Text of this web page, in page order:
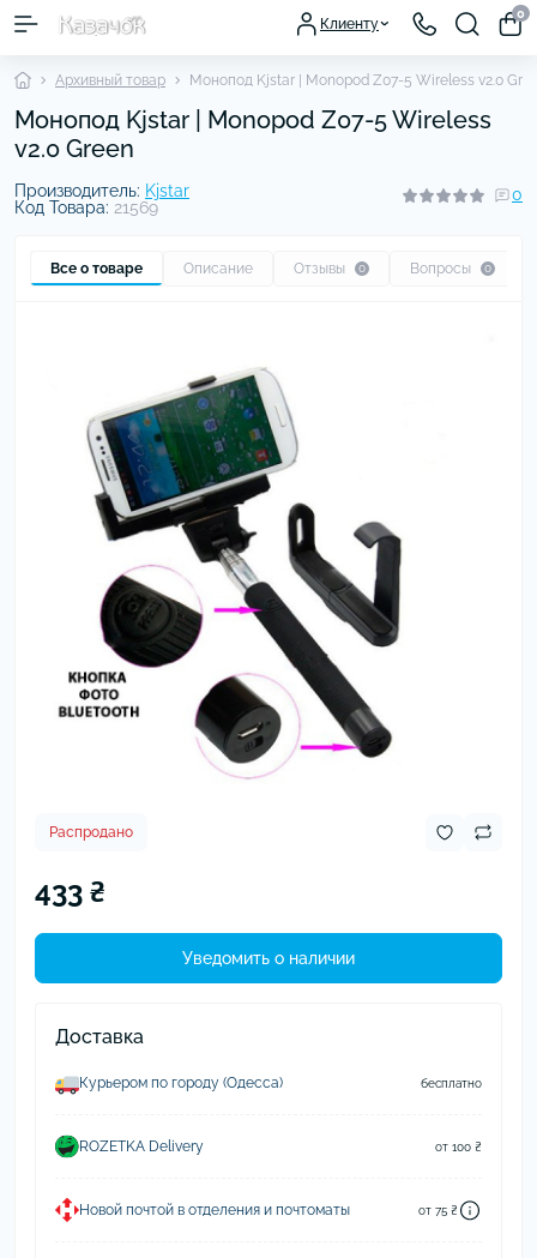
Клиенту
0
Архивный товар Монопод Kjstar | Monopod Z07-5 Wireless v2.0
Монопод Kjstar | Monopod Z07-5 Wireless
v2.0 Green
Производитель: Kjstar
Код Товара: 21569
0
Все о товаре Описание Отзывы 0 Вопросы 0
Распродано
433 ₴
Уведомить о наличии
Доставка
Курьером по городу (Одесса) бесплатно
ROZETKA Delivery от 100 ₴
Новой почтой в отделения и почтоматы от 75 ₴